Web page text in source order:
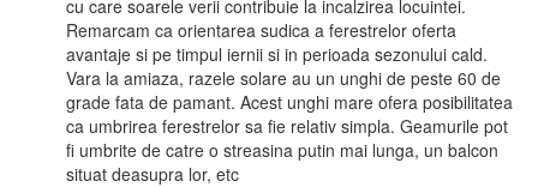
cu care soarele verii contribuie la incalzirea locuintei.
Remarcam ca orientarea sudica a ferestrelor oferta
avantaje si pe timpul iernii si in perioada sezonului cald.
Vara la amiaza, razele solare au un unghi de peste 60 de
grade fata de pamant. Acest unghi mare ofera posibilitatea
ca umbrirea ferestrelor sa fie relativ simpla. Geamurile pot
fi umbrite de catre o streasina putin mai lunga, un balcon
situat deasupra lor, etc